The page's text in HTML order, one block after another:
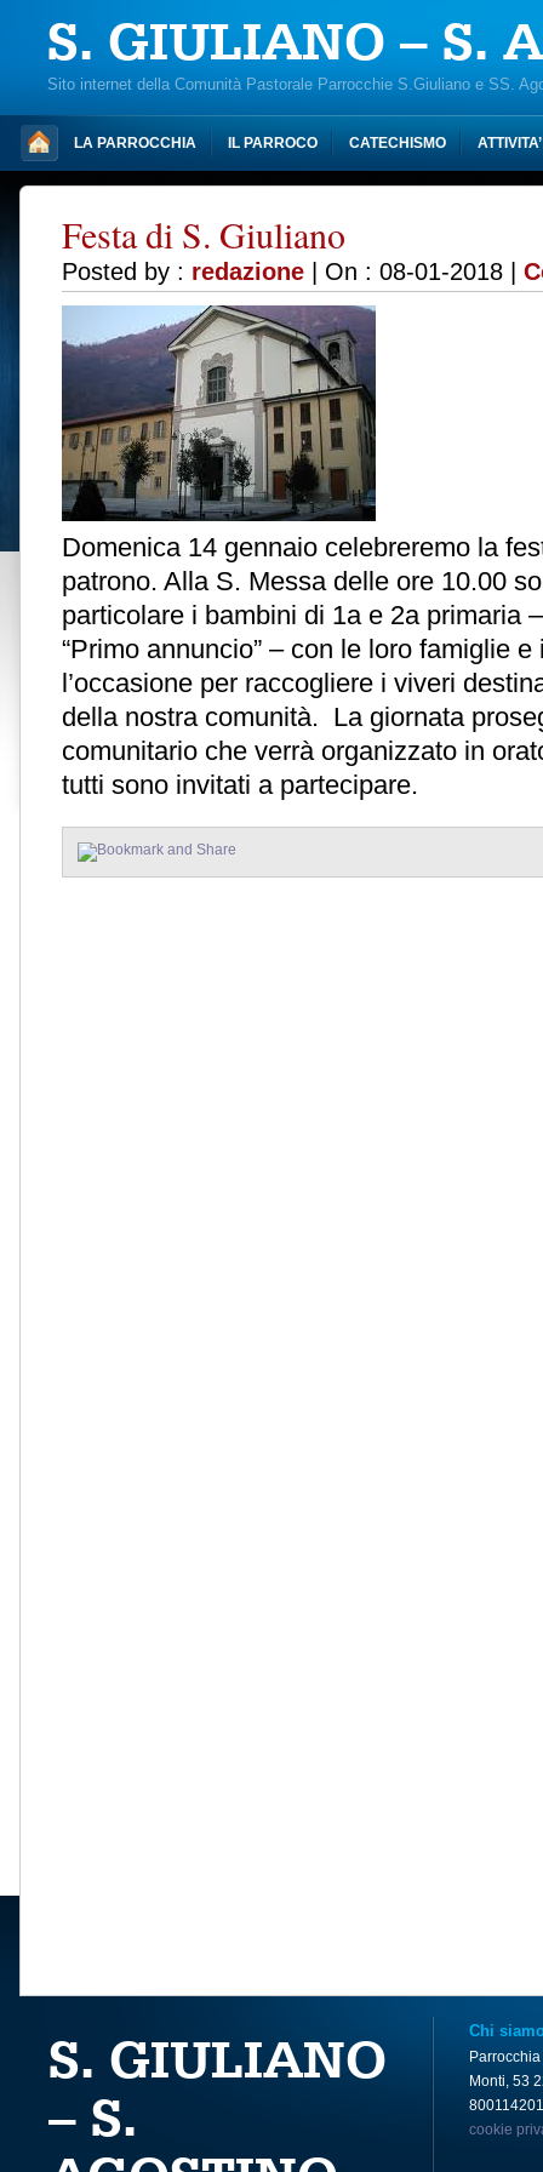
S. GIULIANO – S.
Sito internet della Comunità Pastorale Parrocchie S.Giuliano e SS.
LA PARROCCHIA IL PARROCO CATECHISMO
Festa di S. Giuliano
Posted by : redazione | On : 08-01-2018 |
Domenica 14 gennaio celebreremo la
patrono. Alla S. Messa delle ore 10.00
particolare i bambini di 1a e 2a primaria
“Primo annuncio” – con le loro famiglie
l’occasione per raccogliere i viveri
della nostra comunità. La giornata
comunitario che verrà organizzato in
tutti sono invitati a partecipare.
S. GIULIANO
– S.
Chi
Monti, 53
cookie